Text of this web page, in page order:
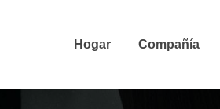
Hogar Compañía